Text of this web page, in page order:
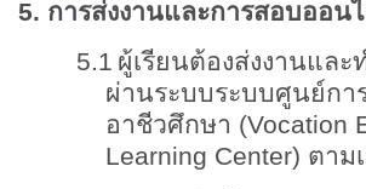
5. การส่งงานและการสอบออน
5.1 ผู้เรียนต้องส่งงานแล
ผ่านระบบระบบศูนย์กา
อาชีวศึกษา (Vocation
Learning Center) ตาม